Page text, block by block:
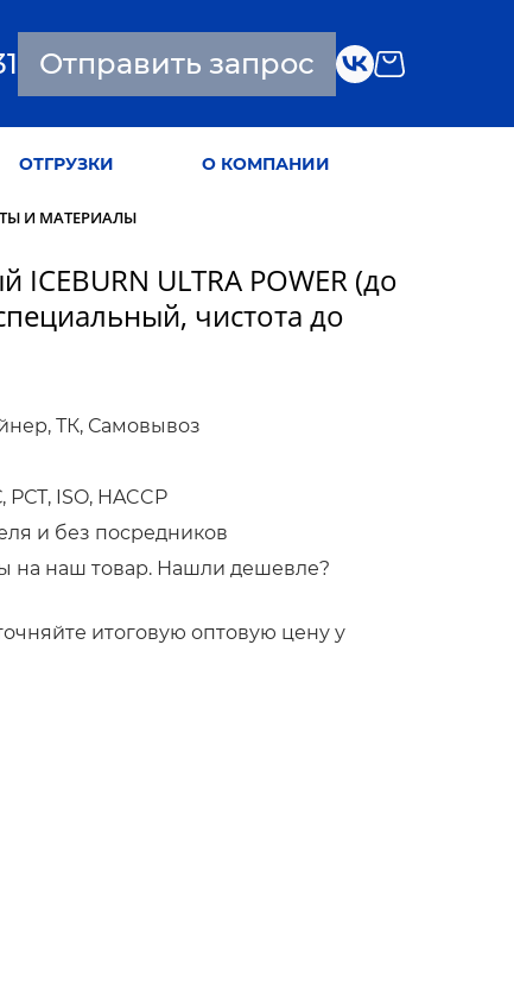
Отправить запрос
ОТГРУЗКИ О КОМПАНИИ
И МАТЕРИАЛЫ
ULTRA POWER (до
чистота до
ТК, Самовывоз
ISO, HACCP
и без посредников
на наш товар. Нашли дешевле?
итоговую оптовую цену у